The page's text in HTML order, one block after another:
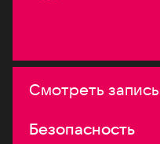
Смотреть запись
Безопасность